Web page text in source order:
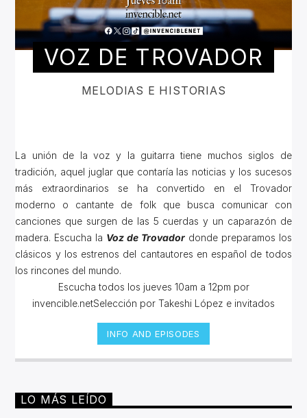
VOZ DE TROVADOR
MELODIAS E HISTORIAS
La unión de la voz y la guitarra tiene muchos siglos de
tradición, aquel juglar que contaría las noticias y los sucesos
más extraordinarios se ha convertido en el Trovador
moderno o cantante de folk que busca comunicar con
canciones que surgen de las 5 cuerdas y un caparazón de
madera. Escucha la Voz de Trovador donde preparamos los
clásicos y los estrenos del cantautores en español de todos
los rincones del mundo.
Escucha todos los jueves 10am a 12pm por
invencible.netSelección por Takeshi López e invitados
INFO AND EPISODES
LO MÁS LEÍDO